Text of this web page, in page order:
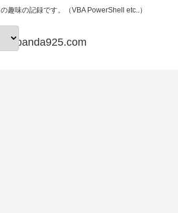
趣味の記録です。（VBA PowerShell etc..）
papanda925.com